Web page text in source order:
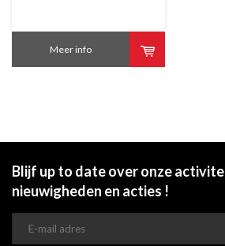
Meer info
Blijf up to date over onze
nieuwigheden en acties !